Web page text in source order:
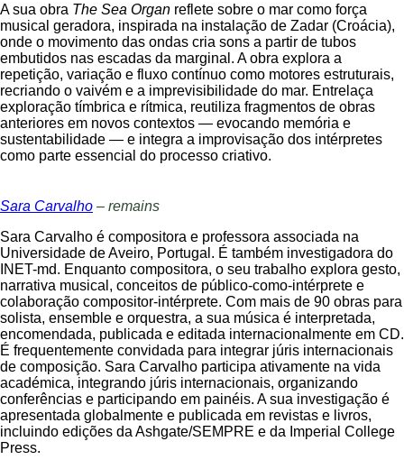
A sua obra The Sea Organ reflete sobre o mar como força
musical geradora, inspirada na instalação de Zadar (Croácia),
onde o movimento das ondas cria sons a partir de tubos
embutidos nas escadas da marginal. A obra explora a
repetição, variação e fluxo contínuo como motores estruturais,
recriando o vaivém e a imprevisibilidade do mar. Entrelaça
exploração tímbrica e rítmica, reutiliza fragmentos de obras
anteriores em novos contextos — evocando memória e
sustentabilidade — e integra a improvisação dos intérpretes
como parte essencial do processo criativo.
Sara Carvalho – remains
Sara Carvalho é compositora e professora associada na
Universidade de Aveiro, Portugal. É também investigadora do
INET-md. Enquanto compositora, o seu trabalho explora gesto,
narrativa musical, conceitos de público-como-intérprete e
colaboração compositor-intérprete. Com mais de 90 obras para
solista, ensemble e orquestra, a sua música é interpretada,
encomendada, publicada e editada internacionalmente em CD.
É frequentemente convidada para integrar júris internacionais
de composição. Sara Carvalho participa ativamente na vida
académica, integrando júris internacionais, organizando
conferências e participando em painéis. A sua investigação é
apresentada globalmente e publicada em revistas e livros,
incluindo edições da Ashgate/SEMPRE e da Imperial College
Press.